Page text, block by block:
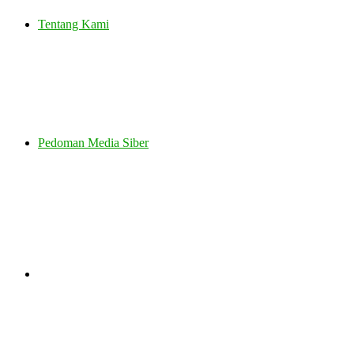
Tentang Kami
Pedoman Media Siber